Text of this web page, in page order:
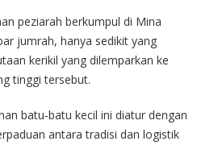
peziarah berkumpul di Mina
jumrah, hanya sedikit yang
kerikil yang dilemparkan ke
tinggi tersebut.
batu-batu kecil ini diatur dengan
antara tradisi dan logistik